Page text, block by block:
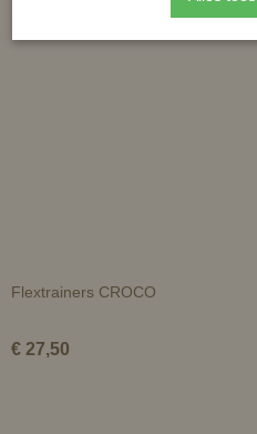
Flextrainers CROCO
€ 27,50